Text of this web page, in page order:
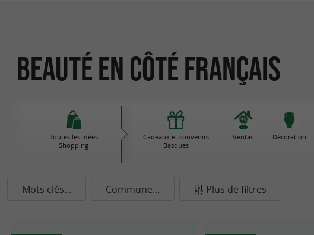
Beauté en Côté Français
Toutes les idées
Shopping
Cadeaux et souvenirs
Basques
Ventas Décoration
Mots clés... Commune... Plus de filtres